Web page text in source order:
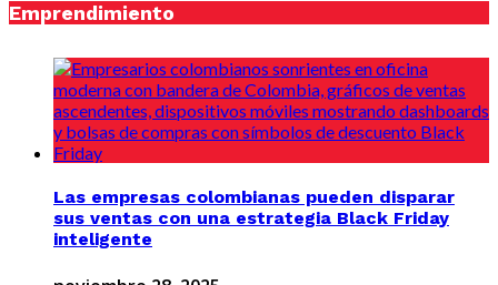
Emprendimiento
Las empresas colombianas pueden disparar
sus ventas con una estrategia Black Friday
inteligente